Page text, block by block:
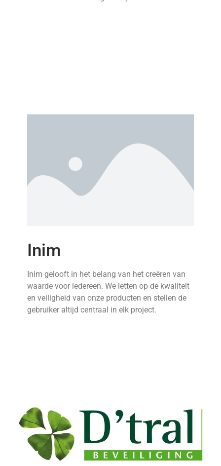
Inim
Inim gelooft in het belang van het creëren van
waarde voor iedereen. We letten op de kwaliteit
en veiligheid van onze producten en stellen de
gebruiker altijd centraal in elk project.